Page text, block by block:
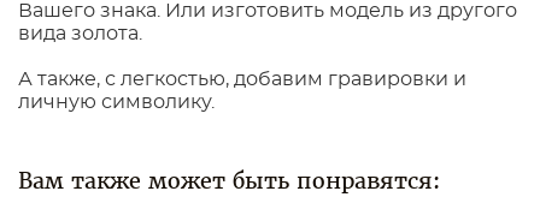
Вашего знака. Или изготовить модель из другого
вида золота.
А также, с легкостью, добавим гравировки и
личную символику.
Вам также может быть понравятся: